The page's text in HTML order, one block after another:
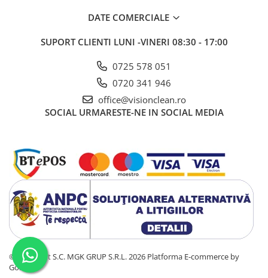
DATE COMERCIALE
SUPORT CLIENTI LUNI -VINERI 08:30 - 17:00
0725 578 051
0720 341 946
office@visionclean.ro
SOCIAL URMARESTE-NE IN SOCIAL MEDIA
©Copyright S.C. MGK GRUP S.R.L. 2026 Platforma E-commerce by
Gomag